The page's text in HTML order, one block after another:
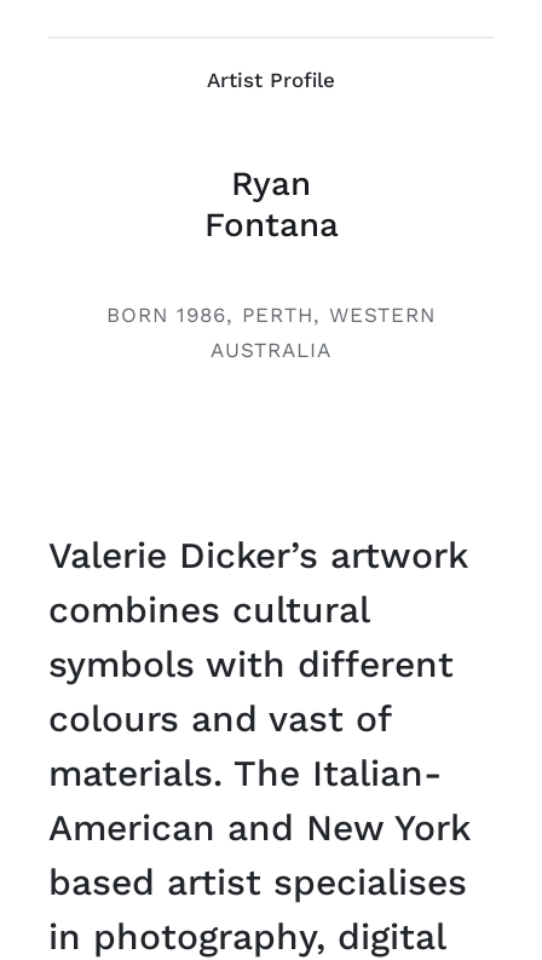
Artist Profile
Ryan
Fontana
BORN 1986, PERTH, WESTERN
AUSTRALIA
Valerie Dicker’s artwork
combines cultural
symbols with different
colours and vast of
materials. The Italian-
American and New York
based artist specialises
in photography, digital